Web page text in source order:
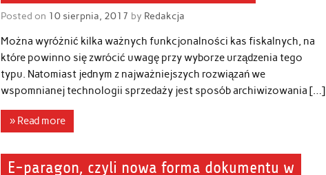
Posted on 10 sierpnia, 2017 by Redakcja
Można wyróżnić kilka ważnych funkcjonalności kas fiskalnych, na
które powinno się zwrócić uwagę przy wyborze urządzenia tego
typu. Natomiast jednym z najważniejszych rozwiązań we
wspomnianej technologii sprzedaży jest sposób archiwizowania […]
» Read more
E-paragon, czyli nowa forma dokumentu w